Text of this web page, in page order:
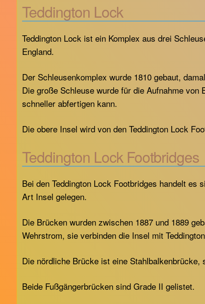
Teddington Lock
Teddington Lock ist ein Komplex aus drei
England.
Der Schleusenkomplex wurde 1810 gebaut,
Die große Schleuse wurde für die Aufnahme
schneller abfertigen kann.
Die obere Insel wird von den Teddington Lock
Teddington Lock Footbridges
Bei den Teddington Lock Footbridges handelt
Art Insel gelegen.
Die Brücken wurden zwischen 1887 und 1889
Wehrstrom, sie verbinden die Insel mit
Die nördliche Brücke ist eine
Beide Fußgängerbrücken sind Grade II gelistet.